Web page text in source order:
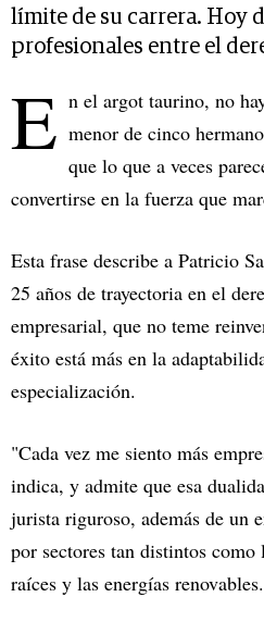
límite de su carrera. Hoy
profesionales entre el
E n el argot taurino, no
menor de cinco
que lo que a veces
convertirse en la fuerza que
Esta frase describe a Patricio
25 años de trayectoria en el
empresarial, que no teme
éxito está más en la
especialización.
"Cada vez me siento más
indica, y admite que esa
jurista riguroso, además de un
por sectores tan distintos
raíces y las energías renovables.